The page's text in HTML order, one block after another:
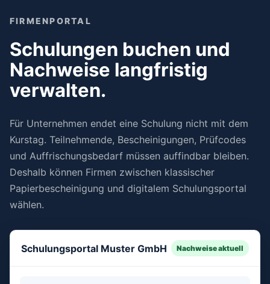
FIRMENPORTAL
Schulungen buchen und
Nachweise langfristig
verwalten.
Für Unternehmen endet eine Schulung nicht mit dem
Kurstag. Teilnehmende, Bescheinigungen, Prüfcodes
und Auffrischungsbedarf müssen auffindbar bleiben.
Deshalb können Firmen zwischen klassischer
Papierbescheinigung und digitalem Schulungsportal
wählen.
Schulungsportal Muster GmbH Nachweise aktuell